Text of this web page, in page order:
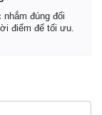
đúng đối
điểm để tối ưu.